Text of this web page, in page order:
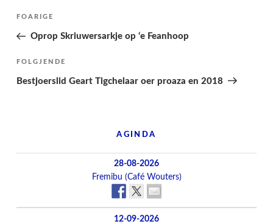
Berichtnavigatie
Folgjende
pagina
FOARIGE
Oprop Skriuwersarkje op ‘e Feanhoop
Folgjend
berjocht
FOLGJENDE
Bestjoerslid Geart Tigchelaar oer proaza en 2018
AGINDA
28-08-2026
Fremibu (Café Wouters)
12-09-2026